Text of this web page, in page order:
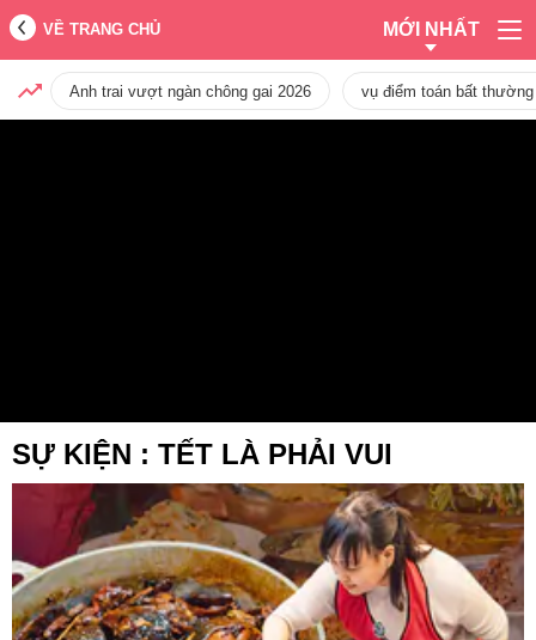
VỀ TRANG CHỦ MỚI NHẤT
Anh trai vượt ngàn chông gai 2026 vụ điểm toán bất
SỰ KIỆN : TẾT LÀ PHẢI VUI